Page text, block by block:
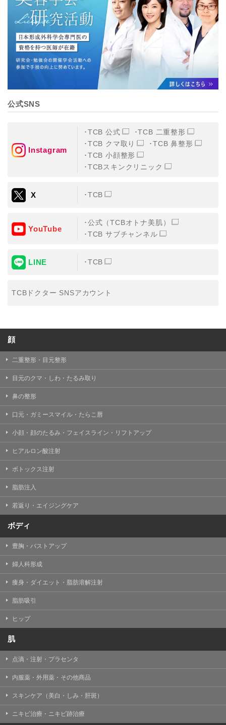
TCBグループは、取り扱う個人情報を、厳正な管理の下
に蓄積・保管し、当該個人情報への不正アクセス・紛
失・破壊・改ざんおよび漏洩等を防止するため、必要か
つ適切な組織的・人的・物理的・技術的防御措置を講じ
ます。
【個人情報の共同利用について】
TCBグループは、【利用目的】達成に必要な範囲で、取
得情報を共同して利用することがあります。
なお、共同利用にあたっては、一般社団法人メディカル
す。
一般社団法人メディカルアライアンス
①共同して利用される情報
②共同して利用する者の範囲
③共同利用する者の利用目的
【外部委託について】
おいて、取得情報の取扱いの全部または一部を外部の業
務委託先に委託することがあります。取得情報の取り扱
TCBグループは、個人情報保護法その他の法令により認
められる場合を除き、患者様の同意なしに、取得情報を
ん。
【個人情報の開示・訂正・利用停止について】
TCBグループは、本人の申し出により個人情報に関する
開示、訂正、更新、削除、利用停止その他お問い合わせ
について、これを適切に対応します。
【Cookie(クッキー)について】
Cookieは、一般的にインターネット閲覧を行う際、又は
の閲覧情報を記憶させておく機能です。
TCBグループでは、Cookie及び類似技術を使用して収集
を分析し、パフォーマンス改善や、WEBサイトを通じて
提供するサービスの向上・改善のため、Cookieを使用す
ることがあります。ご使用のブラウザによりCookieを無
ジが正しく表示されなくなる場合がありますのでご留意
ください。
TCBグループが運営するWEBサイトでは、アクセスログ
として患者様の履歴情報をサーバ上に記録しています。
アクセスログはWEBサイトの保守管理や利用状況に関す
る統計分析のために使用されます。それ以外の目的で使
用されることはありません。
事業上の必要性等に応じて、改定される場合がありま
す。
掲載したときをもって効力を生じるものとします。
公式SNS
Instagram
TCB 公式
TCB 二重整形
TCB クマ取り
TCB 鼻整形
TCB 小顔整形
TCBスキンクリニック
X TCB
YouTube
公式（TCBオトナ美肌）
TCB サブチャンネル
LINE TCB
TCBドクター SNSアカウント
顔
二重整形・目元整形
目元のクマ・しわ・たるみ取り
鼻の整形
口元・ガミースマイル・たらこ唇
小顔・顔のたるみ・フェイスライン・リフトアップ
ヒアルロン酸注射
ボトックス注射
脂肪注入
若返り・エイジングケア
ボディ
豊胸・バストアップ
婦人科形成
痩身・ダイエット・脂肪溶解注射
脂肪吸引
ヒップ
肌
点滴・注射・プラセンタ
内服薬・外用薬・その他商品
スキンケア（美白・しみ・肝斑）
ニキビ治療・ニキビ跡治療